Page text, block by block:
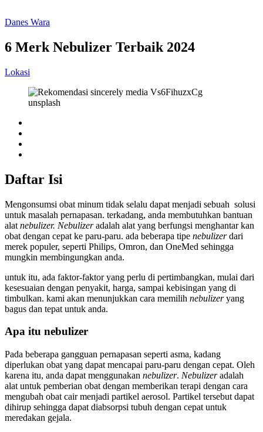
Danes Wara
6 Merk Nebulizer Terbaik 2024
Lokasi
Daftar Isi
Mengonsumsi obat minum tidak selalu dapat menjadi sebuah solusi
untuk masalah pernapasan. terkadang, anda membutuhkan bantuan
alat nebulizer. Nebulizeradalah alat yang berfungsi menghantar kan
obat dengan cepat ke paru-paru. ada beberapa tipe nebulizerdari
merek populer, seperti Philips, Omron, dan OneMed sehingga
mungkin membingungkan anda.
untuk itu, ada faktor-faktor yang perlu di pertimbangkan, mulai dari
kesesuaian dengan penyakit, harga, sampai kebisingan yang di
timbulkan. kami akan menunjukkan cara memilih nebulizeryang
bagus dan tepat untuk anda.
Apa itu nebulizer
Pada beberapa gangguan pernapasan seperti asma, kadang
diperlukan obat yang dapat mencapai paru-paru dengan cepat. Oleh
karena itu, anda dapat menggunakan nebulizer. Nebulizeradalah
alat untuk pemberian obat dengan memberikan terapi dengan cara
mengubah obat cair menjadi partikel aerosol. Partikel tersebut dapat
dihirup sehingga dapat diabsorpsi tubuh dengan cepat untuk
meredakan gejala.